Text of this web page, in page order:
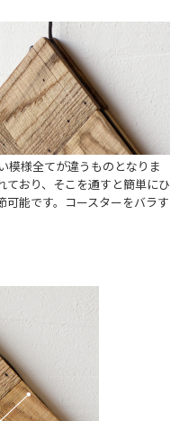
模様全てが違うものとなりま
ており、そこを通すと簡単にひ
可能です。コースターをバラす